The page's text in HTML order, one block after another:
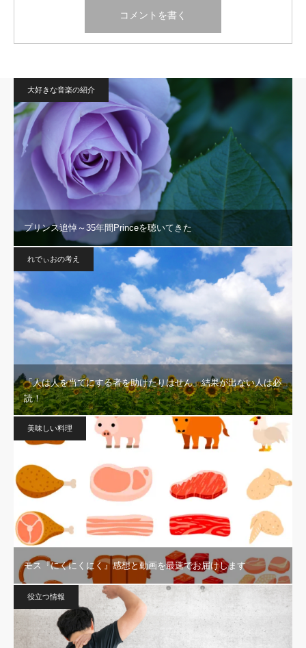
大好きな音楽の紹介
プリンス追悼～35年間Princeを聴いてきた
れでぃおの考え
「人は人を当てにする者を助けたりはせん」結果が出ない人は必
読！
美味しい料理
モス『にくにくにく』感想と動画を最速でお届けします
役立つ情報